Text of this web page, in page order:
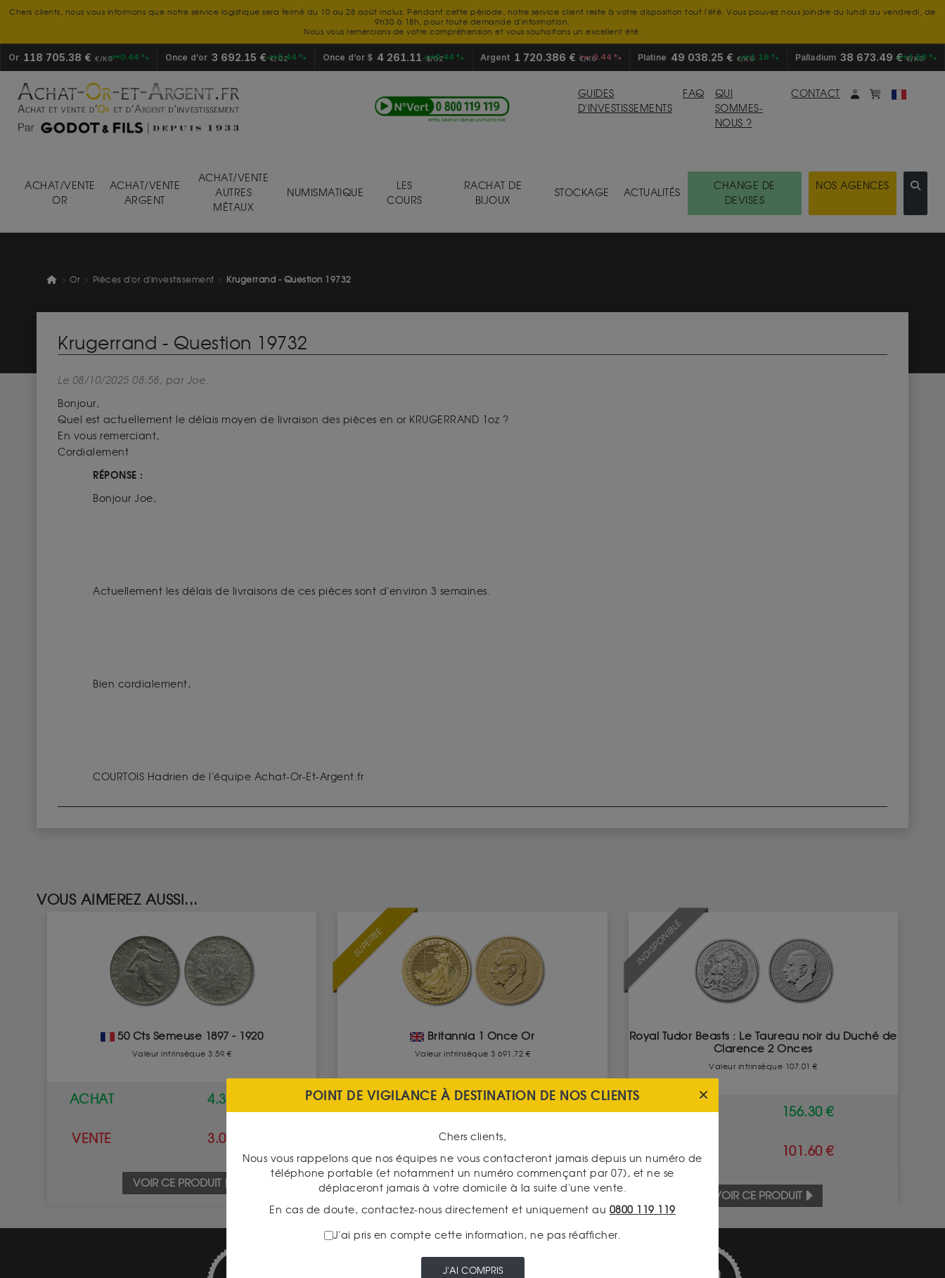
Chers clients, nous vous informons que notre service logistique sera fermé du 10 au 28 août inclus. Pendant cette période, notre service client reste à votre disposition tout l'été. Vous pouvez nous joindre du lundi au vendredi, de
9h30 à 18h, pour toute demande d'information.
Nous vous remercions de votre compréhension et vous souhaitons un excellent été.
Or 118 705.38 € €/KG +0.44 % Once d’or 3 692.15 €€/OZ
+0.44 % Once d’or $ 4 261.11 $/OZ
+0.44 % Argent 1 720.386 € €/KG-0.44 % Platine 49 038.25 € €/KG+1.16 % Palladium 38 673.49 €€/KG
+1.58 %
GUIDES
D'INVESTISSEMENTS
FAQ
QUI
SOMMES-
NOUS ?
CONTACT Mon compte
monpanier
ACHAT/VENTE
OR
ACHAT/VENTE
ARGENT
ACHAT/VENTE
AUTRES
MÉTAUX
NUMISMATIQUE
LES
COURS
RACHAT DE
BIJOUX
STOCKAGE ACTUALITÉS
CHANGE DE
DEVISES
NOS AGENCES
Or Pièces d'or d'investissement Krugerrand - Question 19732
Krugerrand - Question 19732
Le 08/10/2025 08:58, par Joe.
Bonjour,
Quel est actuellement le délais moyen de livraison des pièces en or KRUGERRAND 1oz ?
En vous remerciant,
Cordialement
RÉPONSE :
Bonjour Joe,
Actuellement les délais de livraisons de ces pièces sont d'environ 3 semaines.
Bien cordialement,
COURTOIS Hadrien de l'équipe Achat-Or-Et-Argent.fr
VOUS AIMEREZ AUSSI...
50 Cts Semeuse 1897 - 1920
Valeur intrinsèque 3.59 €
ACHAT 4.30 €
VENTE 3.00 €
VOIR CE PRODUIT
SUPERBE
Britannia 1 Once Or
Valeur intrinsèque 3 691.72 €
ACHAT À partir de
3 599.00 €
VOIR CE PRODUIT
INDISPONIBLE
Royal Tudor Beasts : Le Taureau noir du Duché de
Clarence 2 Onces
Valeur intrinsèque 107.01 €
ACHAT 156.30 €
VENTE 101.60 €
VOIR CE PRODUIT
POINT DE VIGILANCE À DESTINATION DE NOS CLIENTS
Chers clients,
Nous vous rappelons que nos équipes ne vous contacteront jamais depuis un numéro de
téléphone portable (et notamment un numéro commençant par 07), et ne se
déplaceront jamais à votre domicile à la suite d'une vente.
En cas de doute, contactez-nous directement et uniquement au 0800 119 119
J'ai pris en compte cette information, ne pas réafficher.
J'AI COMPRIS